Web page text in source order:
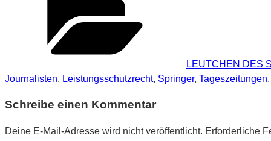
LEUTCHEN DES
Journalisten, Leistungsschutzrecht, Springer, Tageszeitungen,
Schreibe einen Kommentar
Deine E-Mail-Adresse wird nicht veröffentlicht. Erforderliche